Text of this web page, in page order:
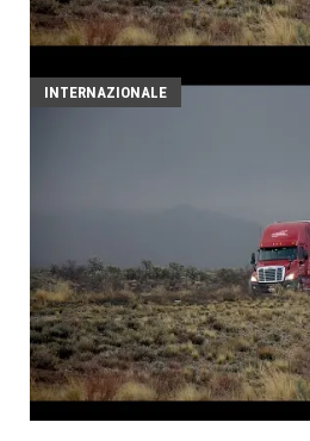
INTERNAZIONALE